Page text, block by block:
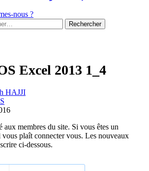
nous ?
:
Excel 2013 1_4
HAJJI
aux membres du site. Si vous êtes un
plaît connecter vous. Les nouveaux
ci-dessous.